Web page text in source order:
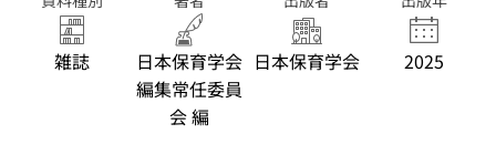
雑誌
日本保育学会
編集常任委員
会 編
日本保育学会 2025